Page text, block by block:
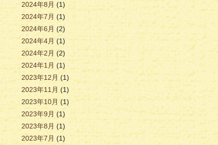
2024年8月(1)
2024年7月 (1)
2024年6月(2)
2024年4月(1)
2024年2月(2)
2024年1月(1)
2023年12月(1)
2023年11月(1)
2023年10月(1)
2023年9月(1)
2023年8月 (1)
2023年7月(1)